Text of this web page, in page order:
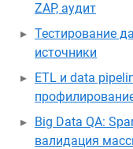
ZAP, аудит
Тестирование
источники
ETL и data
Big Data QA:
валидация